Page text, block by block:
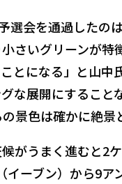
選会を通過したの
小さいグリーンが
とになる」と山
な展開にすること
景色は確かに絶景
がうまく進むと2
イーブン）から9